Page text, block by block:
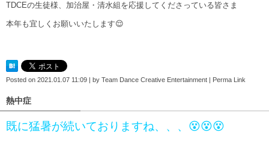
TDCEの生徒様、加治屋・清水組を応援してくださっている皆さま
本年も宜しくお願いいたします😌
Posted on 2021.01.07 11:09 | by Team Dance Creative Entertainment | Perma Link
熱中症
既に猛暑が続いておりますね、、、😵😵😵